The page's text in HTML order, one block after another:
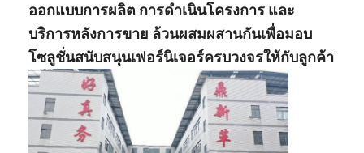
ออกแบบการผลิต การดำเนินโครงการ และ
บริการหลังการขาย ล้วนผสมผสานกันเพื่อมอบ
โซลูชั่นสนับสนุนเฟอร์นิเจอร์ครบวงจรให้กับลูกค้า